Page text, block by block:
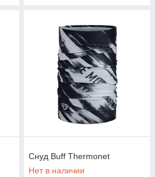
Снуд Buff Thermonet
Нет в наличии